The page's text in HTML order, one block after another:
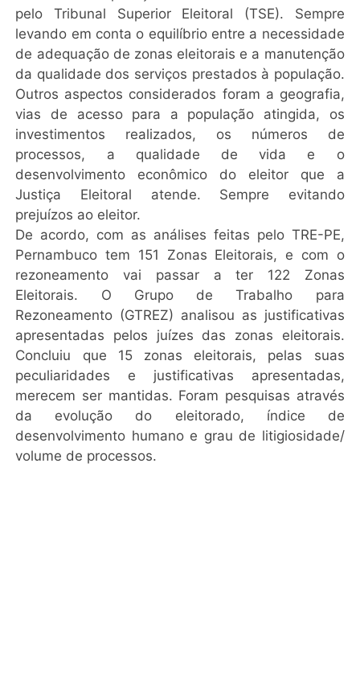
pelo Tribunal Superior Eleitoral (TSE). Sempre
levando em conta o equilíbrio entre a necessidade
de adequação de zonas eleitorais e a manutenção
da qualidade dos serviços prestados à população.
Outros aspectos considerados foram a geografia,
vias de acesso para a população atingida, os
investimentos realizados, os números de
processos, a qualidade de vida e o
desenvolvimento econômico do eleitor que a
Justiça Eleitoral atende. Sempre evitando
prejuízos ao eleitor.
De acordo, com as análises feitas pelo TRE-PE,
Pernambuco tem 151 Zonas Eleitorais, e com o
rezoneamento vai passar a ter 122 Zonas
Eleitorais. O Grupo de Trabalho para
Rezoneamento (GTREZ) analisou as justificativas
apresentadas pelos juízes das zonas eleitorais.
Concluiu que 15 zonas eleitorais, pelas suas
peculiaridades e justificativas apresentadas,
merecem ser mantidas. Foram pesquisas através
da evolução do eleitorado, índice de
desenvolvimento humano e grau de litigiosidade/
volume de processos.